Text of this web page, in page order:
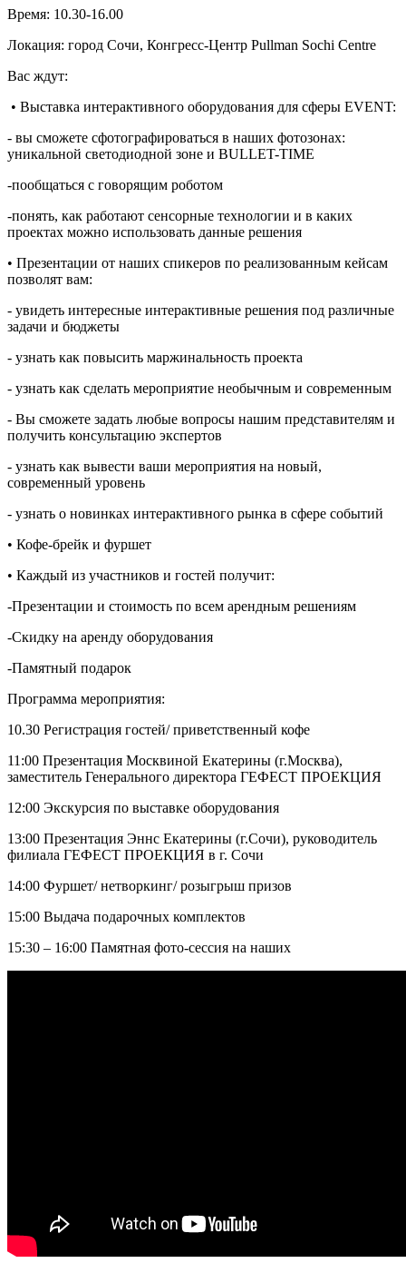
Время: 10.30-16.00
Локация: город Сочи, Конгресс-Центр Pullman Sochi Centre
Вас ждут:
• Выставка интерактивного оборудования для сферы EVENT:
- вы сможете сфотографироваться в наших фотозонах:
уникальной светодиодной зоне и BULLET-TIME
-пообщаться с говорящим роботом
-понять, как работают сенсорные технологии и в каких
проектах можно использовать данные решения
• Презентации от наших спикеров по реализованным кейсам
позволят вам:
- увидеть интересные интерактивные решения под различные
задачи и бюджеты
- узнать как повысить маржинальность проекта
- узнать как сделать мероприятие необычным и современным
- Вы сможете задать любые вопросы нашим представителям и
получить консультацию экспертов
- узнать как вывести ваши мероприятия на новый,
современный уровень
- узнать о новинках интерактивного рынка в сфере событий
• Кофе-брейк и фуршет
• Каждый из участников и гостей получит:
-Презентации и стоимость по всем арендным решениям
-Скидку на аренду оборудования
-Памятный подарок
Программа мероприятия:
10.30 Регистрация гостей/ приветственный кофе
11:00 Презентация Москвиной Екатерины (г.Москва),
заместитель Генерального директора ГЕФЕСТ ПРОЕКЦИЯ
12:00 Экскурсия по выставке оборудования
13:00 Презентация Эннс Екатерины (г.Сочи), руководитель
филиала ГЕФЕСТ ПРОЕКЦИЯ в г. Сочи
14:00 Фуршет/ нетворкинг/ розыгрыш призов
15:00 Выдача подарочных комплектов
15:30 – 16:00 Памятная фото-сессия на наших